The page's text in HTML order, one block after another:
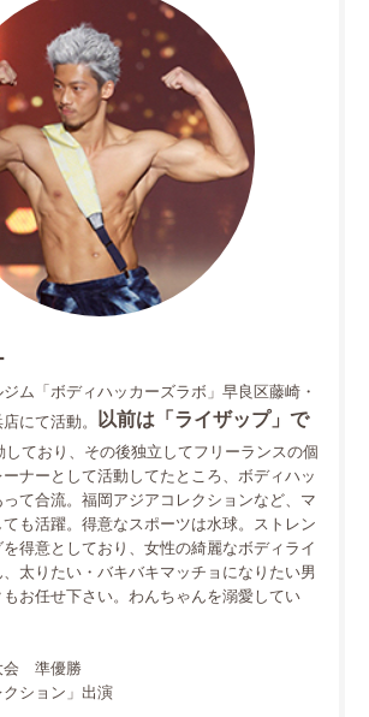
ム「ボディハッカーズラボ」早良区藤崎・
にて活動。
以前は「ライザップ」で
しており、その後独立してフリーランスの個
ーナーとして活動してたところ、ボディハッ
て合流。福岡アジアコレクションなど、マ
も活躍。得意なスポーツは水球。ストレン
得意としており、女性の綺麗なボディライ
太りたい・バキバキマッチョになりたい男
お任せ下さい。わんちゃんを溺愛してい
会 準優勝
クション」出演